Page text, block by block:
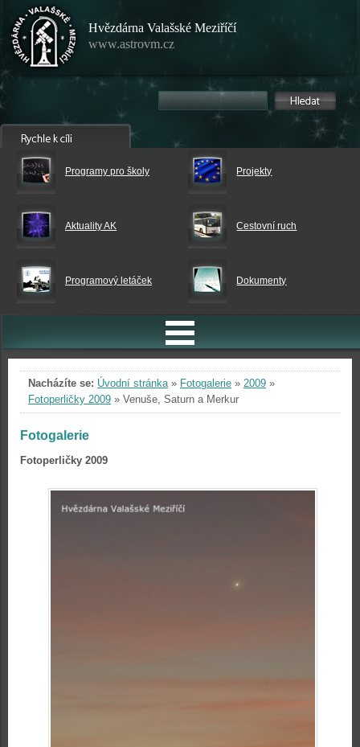
Hvězdárna Valašské Meziříčí
www.astrovm.cz
Programy pro školy Projekty
Aktuality AK Cestovní ruch
Programový letáček Dokumenty
Nacházíte se: Úvodní stránka» Fotogalerie » 2009 »
Fotoperličky 2009 » Venuše, Saturn a Merkur
Fotogalerie
Fotoperličky 2009